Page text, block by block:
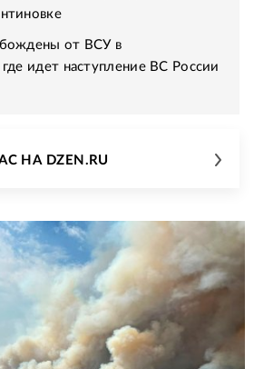
от ВСУ в
где идет наступление ВС России
НА DZEN.RU